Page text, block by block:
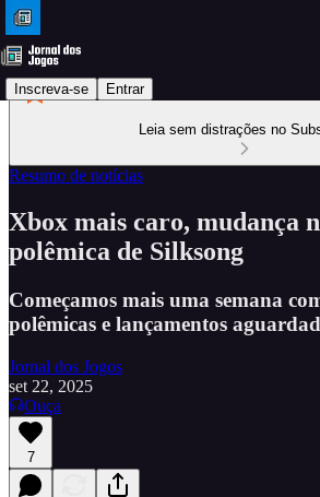
Inscreva-se Entrar
Leia sem distrações no
Resumo de notícias
Xbox mais caro, mudança
polêmica de Silksong
Começamos mais uma semana
polêmicas e lançamentos
Jornal dos Jogos
set 22, 2025
Ouça
7